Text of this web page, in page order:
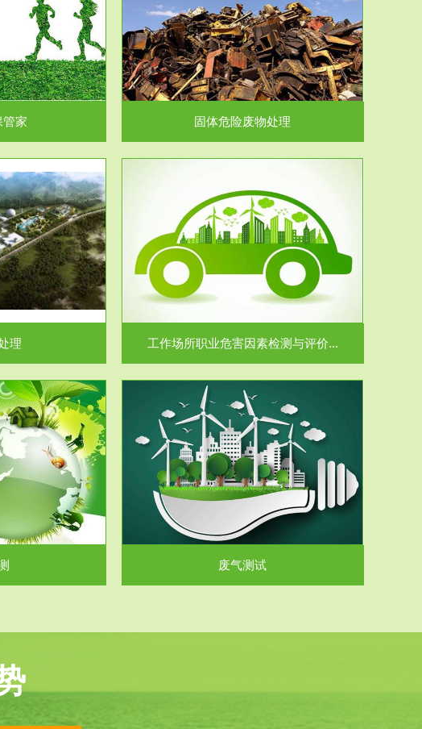
管家
物处理
是指人们在生产建设、
他活动中...
固体危险废物处理
理
围
素检测与评价...
了解工作场所职业病危
浓（强）度...
工作场所职业危害因素检测与评价...
围
试
括有机废气和无机废
主要包括...
废气测试